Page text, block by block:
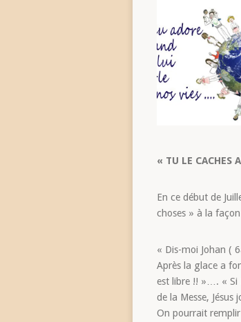
« TU LE CACHES
En ce début de
choses » à la
« Dis-moi Johan (
Après la glace a
est libre !! »…. « Si
de la Messe,
On pourrait